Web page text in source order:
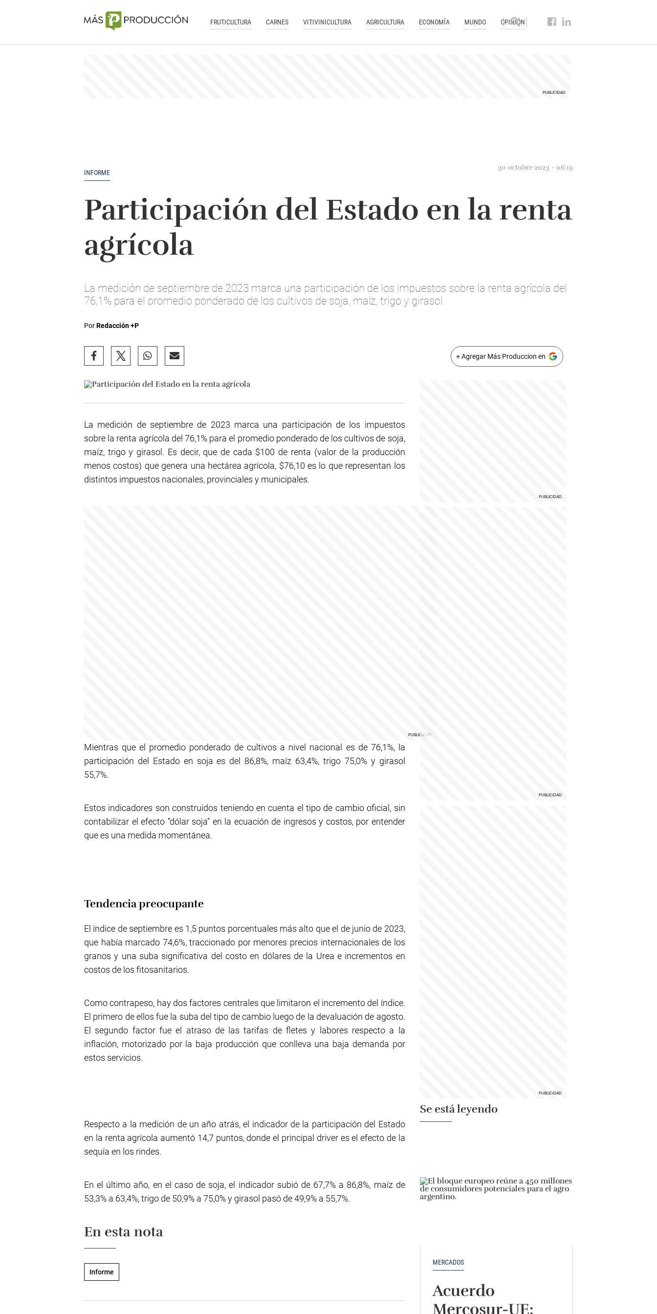
FRUTICULTURA CARNES VITIVINICULTURA AGRICULTURA ECONOMÍA MUNDO OPINIÓN
INFORME
30 octubre 2023 - 06:19
Participación del Estado en la renta
agrícola
La medición de septiembre de 2023 marca una participación de los impuestos sobre la renta agrícola del
76,1% para el promedio ponderado de los cultivos de soja, maíz, trigo y girasol.
PorRedacción +P
+ Agregar Más Produccion en
La medición de septiembre de 2023 marca una participación de los impuestos
sobre la renta agrícola del 76,1% para el promedio ponderado de los cultivos de soja,
maíz, trigo y girasol. Es decir, que de cada $100 de renta (valor de la producción
menos costos) que genera una hectárea agrícola, $76,10 es lo que representan los
distintos impuestos nacionales, provinciales y municipales.
Mientras que el promedio ponderado de cultivos a nivel nacional es de 76,1%, la
participación del Estado en soja es del 86,8%, maíz 63,4%, trigo 75,0% y girasol
55,7%.
Estos indicadores son construidos teniendo en cuenta el tipo de cambio oficial, sin
contabilizar el efecto “dólar soja” en la ecuación de ingresos y costos, por entender
que es una medida momentánea.
Tendencia preocupante
El índice de septiembre es 1,5 puntos porcentuales más alto que el de junio de 2023,
que había marcado 74,6%, traccionado por menores precios internacionales de los
granos y una suba significativa del costo en dólares de la Urea e incrementos en
costos de los fitosanitarios.
Como contrapeso, hay dos factores centrales que limitaron el incremento del índice.
El primero de ellos fue la suba del tipo de cambio luego de la devaluación de agosto.
El segundo factor fue el atraso de las tarifas de fletes y labores respecto a la
inflación, motorizado por la baja producción que conlleva una baja demanda por
estos servicios.
Respecto a la medición de un año atrás, el indicador de la participación del Estado
en la renta agrícola aumentó 14,7 puntos, donde el principal driver es el efecto de la
sequía en los rindes.
En el último año, en el caso de soja, el indicador subió de 67,7% a 86,8%, maíz de
53,3% a 63,4%, trigo de 50,9% a 75,0% y girasol pasó de 49,9% a 55,7%.
En esta nota
Informe
Se está leyendo
MERCADOS
Acuerdo
Mercosur-UE: